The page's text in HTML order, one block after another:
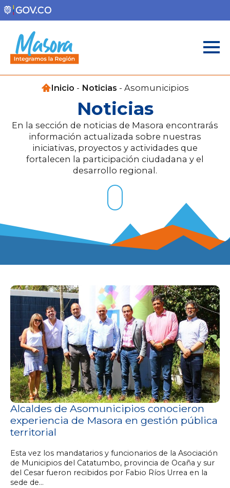
Inicio - Noticias - Asomunicipios
Noticias
En la sección de noticias de Masora encontrarás
información actualizada sobre nuestras
iniciativas, proyectos y actividades que
fortalecen la participación ciudadana y el
desarrollo regional.
Alcaldes de Asomunicipios conocieron
experiencia de Masora en gestión pública
territorial
Esta vez los mandatarios y funcionarios de la Asociación
de Municipios del Catatumbo, provincia de Ocaña y sur
del Cesar fueron recibidos por Fabio Ríos Urrea en la
sede de…